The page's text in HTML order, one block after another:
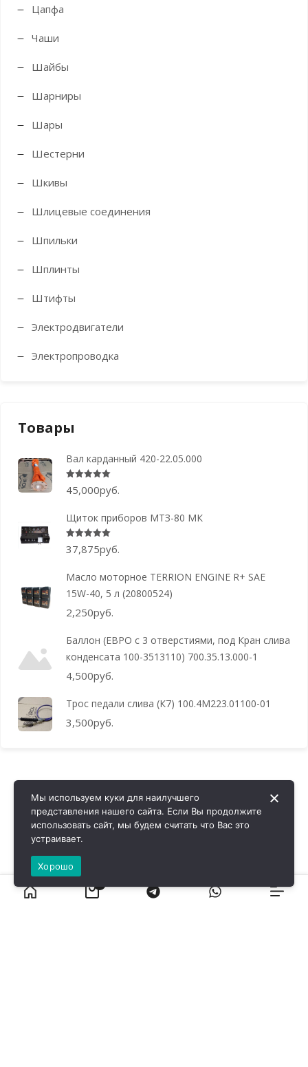
Цапфа
Чаши
Шайбы
Шарниры
Шары
Шестерни
Шкивы
Шлицевые соединения
Шпильки
Шплинты
Штифты
Электродвигатели
Электропроводка
Товары
Вал карданный 420-22.05.000
Оценка5.00 из 5
45,000руб.
Щиток приборов МТЗ-80 МК
Оценка5.00 из 5
37,875руб.
Масло моторное TERRION ENGINE R+ SAE
15W-40, 5 л (20800524)
2,250руб.
Баллон (ЕВРО с 3 отверстиями, под Кран слива
конденсата 100-3513110) 700.35.13.000-1
4,500руб.
Трос педали слива (К7) 100.4М223.01100-01
3,500руб.
Мы используем куки для наилучшего
представления нашего сайта. Если Вы продолжите
использовать сайт, мы будем считать что Вас это
устраивает.
Хорошо